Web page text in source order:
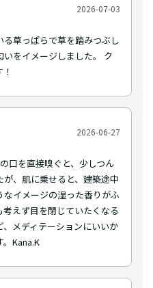
2026-07-03
草っぱらで草を踏みつぶし
をイメージしました。 ク
2026-06-27
口を直接嗅ぐと、少しつん
、肌に乗せると、建築途中
イメージの湿った香りがふ
えず目を閉じていたくなる
メディテーションにいいか
Kana.K